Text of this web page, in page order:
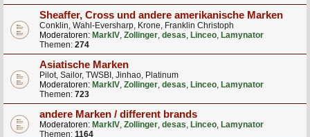
Sheaffer, Cross und andere amerikanische Marken
Conklin, Wahl-Eversharp, Krone, Franklin Christoph
Moderatoren: MarkIV, Zollinger, desas, Linceo, Lamynator
Themen: 274
Asiatische Marken
Pilot, Sailor, TWSBI, Jinhao, Platinum
Moderatoren: MarkIV, Zollinger, desas, Linceo, Lamynator
Themen: 723
andere Marken / different brands
Moderatoren: MarkIV, Zollinger, desas, Linceo, Lamynator
Themen: 1164